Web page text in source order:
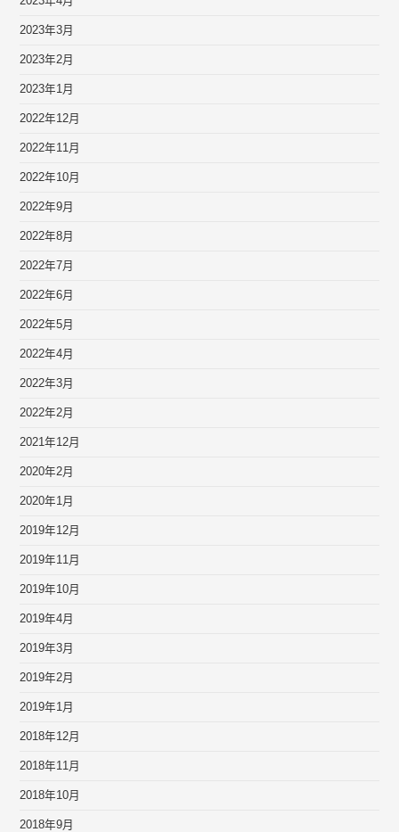
2023年3月
2023年2月
2023年1月
2022年12月
2022年11月
2022年10月
2022年9月
2022年8月
2022年7月
2022年6月
2022年5月
2022年4月
2022年3月
2022年2月
2021年12月
2020年2月
2020年1月
2019年12月
2019年11月
2019年10月
2019年4月
2019年3月
2019年2月
2019年1月
2018年12月
2018年11月
2018年10月
2018年9月